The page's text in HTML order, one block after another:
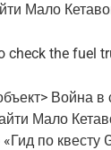
Мало
Война в
Мало
по квесту